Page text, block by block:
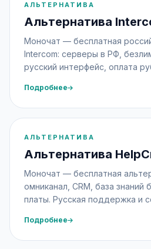
АЛЬТЕРНАТИВА
Альтернатива
Моночат — бесплатная
Intercom: серверы в РФ,
русский интерфейс, оплата
Подробнее
АЛЬТЕРНАТИВА
Альтернатива
Моночат — бесплатная
омниканал, CRM, база знаний
платы. Русская поддержка и
Подробнее